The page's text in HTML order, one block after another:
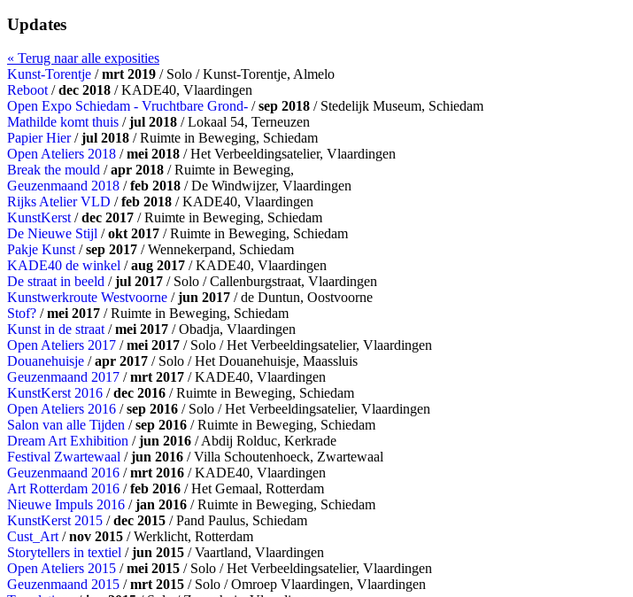
Updates
« Terug naar alle exposities
Kunst-Torentje /mrt 2019 / Solo / Kunst-Torentje, Almelo
Reboot /dec 2018 / KADE40, Vlaardingen
Open Expo Schiedam - Vruchtbare Grond- /sep 2018 / Stedelijk Museum, Schiedam
Mathilde komt thuis /jul 2018 / Lokaal 54, Terneuzen
Papier Hier/jul 2018 / Ruimte in Beweging, Schiedam
Open Ateliers 2018 /mei 2018 / Het Verbeeldingsatelier, Vlaardingen
Break the mould /apr 2018 / Ruimte in Beweging,
Geuzenmaand 2018 /feb 2018 / De Windwijzer, Vlaardingen
Rijks Atelier VLD /feb 2018 / KADE40, Vlaardingen
KunstKerst /dec 2017 / Ruimte in Beweging, Schiedam
De Nieuwe Stijl /okt 2017 / Ruimte in Beweging, Schiedam
Pakje Kunst /sep 2017 / Wennekerpand, Schiedam
KADE40 de winkel /aug 2017 / KADE40, Vlaardingen
De straat in beeld /jul 2017 / Solo / Callenburgstraat, Vlaardingen
Kunstwerkroute Westvoorne /jun 2017 / de Duntun, Oostvoorne
Stof? /mei 2017 / Ruimte in Beweging, Schiedam
Kunst in de straat /mei 2017 / Obadja, Vlaardingen
Open Ateliers 2017 /mei 2017 / Solo / Het Verbeeldingsatelier, Vlaardingen
Douanehuisje /apr 2017 / Solo / Het Douanehuisje, Maassluis
Geuzenmaand 2017 /mrt 2017 / KADE40, Vlaardingen
KunstKerst 2016 /dec 2016 / Ruimte in Beweging, Schiedam
Open Ateliers 2016 /sep 2016 / Solo / Het Verbeeldingsatelier, Vlaardingen
Salon van alle Tijden /sep 2016 / Ruimte in Beweging, Schiedam
Dream Art Exhibition /jun 2016 / Abdij Rolduc, Kerkrade
Festival Zwartewaal /jun 2016 / Villa Schoutenhoeck, Zwartewaal
Geuzenmaand 2016 /mrt 2016 / KADE40, Vlaardingen
Art Rotterdam 2016 /feb 2016 / Het Gemaal, Rotterdam
Nieuwe Impuls 2016 /jan 2016 / Ruimte in Beweging, Schiedam
KunstKerst 2015 /dec 2015 / Pand Paulus, Schiedam
Cust_Art /nov 2015 / Werklicht, Rotterdam
Storytellers in textiel /jun 2015 / Vaartland, Vlaardingen
Open Ateliers 2015 /mei 2015 / Solo / Het Verbeeldingsatelier, Vlaardingen
Geuzenmaand 2015 /mrt 2015 / Solo / Omroep Vlaardingen, Vlaardingen